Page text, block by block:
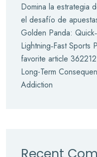
Domina la estrategia
el desafío de
Golden Panda:
Lightning‑Fast Sports
favorite article 362212
Long-Term
Addiction